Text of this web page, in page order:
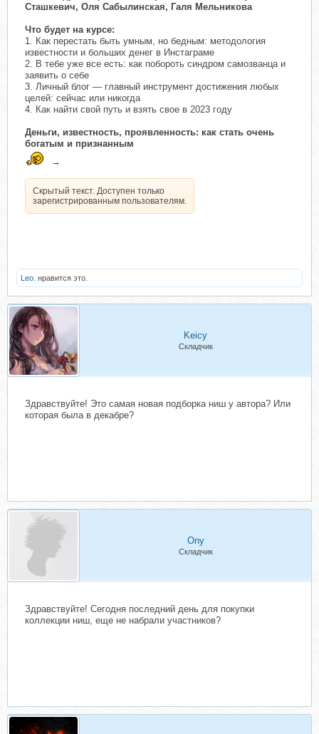
Сташкевич, Оля Сабылинская, Галя Мельникова
Что будет на курсе:
1. Как перестать быть умным, но бедным: методология
известности и больших денег в Инстаграме
2. В тебе уже все есть: как побороть синдром самозванца и
заявить о себе
3. Личный блог — главный инструмент достижения любых
целей: сейчас или никогда
4. Как найти свой путь и взять свое в 2023 году
Деньги, известность, проявленность: как стать очень
богатым и признанным
→
Скрытый текст. Доступен только
зарегистрированным пользователям.
Leo. нравится это.
Keicy
Складчик
Здравствуйте! Это самая новая подборка ниш у автора? Или
которая была в декабре?
Ony
Складчик
Здравствуйте! Сегодня последний день для покупки
коллекции ниш, еще не набрали участников?